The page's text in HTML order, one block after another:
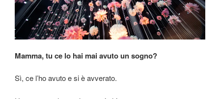
Mamma, tu ce lo hai mai avuto un sogno?
Sì, ce l’ho avuto e si è avverato.